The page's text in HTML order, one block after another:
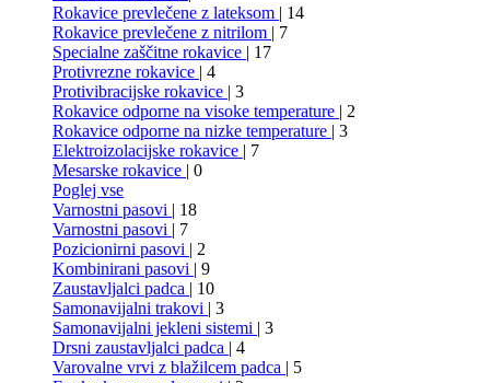
Rokavice prevlečene z lateksom | 14
Rokavice prevlečene z nitrilom | 7
Specialne zaščitne rokavice | 17
Protivrezne rokavice | 4
Protivibracijske rokavice | 3
Rokavice odporne na visoke temperature | 2
Rokavice odporne na nizke temperature | 3
Elektroizolacijske rokavice | 7
Mesarske rokavice | 0
Poglej vse
Varnostni pasovi | 18
Varnostni pasovi | 7
Pozicionirni pasovi | 2
Kombinirani pasovi | 9
Zaustavljalci padca | 10
Samonavijalni trakovi | 3
Samonavijalni jekleni sistemi | 3
Drsni zaustavljalci padca | 4
Varovalne vrvi z blažilcem padca | 5